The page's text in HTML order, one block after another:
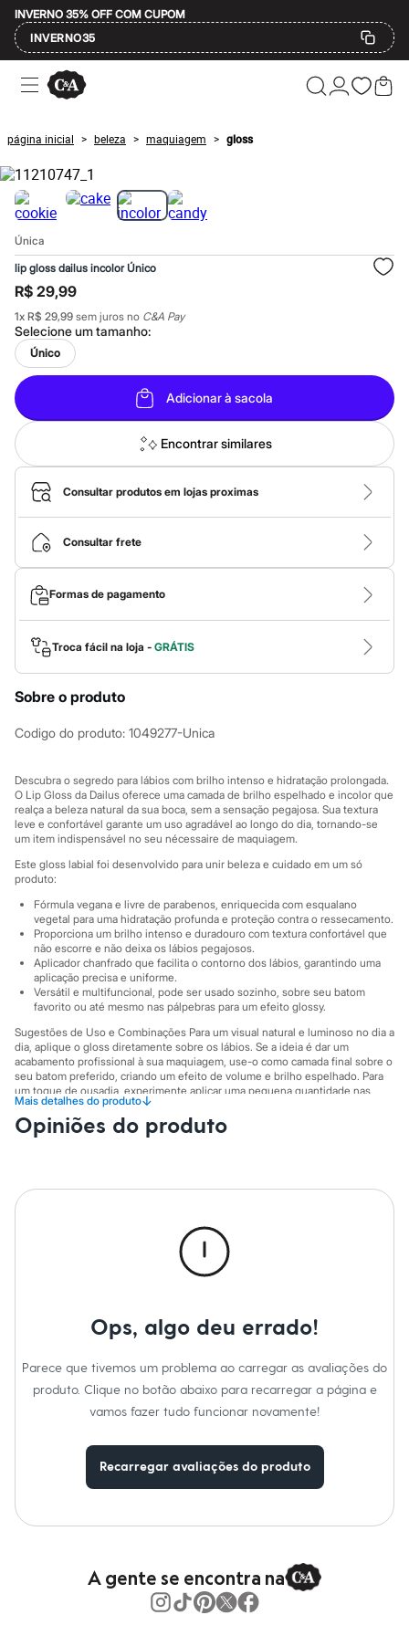
INVERNO 35% OFF COM CUPOM
INVERNO35
Ofertas
Compre por Departamento
Masculino
Infantil
Calçados
Mindse7
Plus Size
Até 20% off
Até 40% off
Até 60% off
A partir de 60% off
Feminino
Em alta
Inverno
Alfaiataria
Novidades
Roupas
Blusas e Camisetas
Básicos
Calças
Casacos e Jaquetas
Jeans
Macacões
Saias
Shorts e Bermudas
Acessórios
Bolsas
Bonés e Chapéus
Bijoux
Cintos
Óculos
Relógios
Calçados
Botas
Chinelos
Rasteirinhas
Sandálias
Sapatilhas
Tênis
City
Clock House
Mindset
Sawary
Yessica
Moda esportiva
Acessórios
Blusas
Calçados
Leggings
Shorts e Bermudas
Tops
Moda íntima
Calcinhas
Cintas e Modeladores
Pijamas
Sutiãs e Tops
Moda praia
Biquínis
Maiôs
Saídas de praia
Personagens
Calças
Casacos e Jaquetas
Dia dos Pais
Roupas
Bermudas
Camisas
Casacos e Jaquetas
Bolsas e Mochilas
Chapéus e Bonés
página inicial > beleza > maquiagem > gloss
Única
lip gloss dailus incolor Único
R$ 29,99
1x R$ 29,99 sem juros no C&A Pay
Selecione umtamanho:
Único
Adicionar à sacola
Encontrar similares
Consultar produtos em lojas proximas
Consultar frete
Formas de pagamento
Troca fácil na loja - GRÁTIS
Sobre o produto
Codigo do produto: 1049277-Unica
Descubra o segredo para lábios com brilho intenso e hidratação prolongada.
O Lip Gloss da Dailus oferece uma camada de brilho espelhado e incolor que
realça a beleza natural da sua boca, sem a sensação pegajosa. Sua textura
leve e confortável garante um uso agradável ao longo do dia, tornando-se
um item indispensável no seu nécessaire de maquiagem.
Este gloss labial foi desenvolvido para unir beleza e cuidado em um só
produto:
Fórmula vegana e livre de parabenos, enriquecida com esqualano
vegetal para uma hidratação profunda e proteção contra o ressecamento.
Proporciona um brilho intenso e duradouro com textura confortável que
não escorre e não deixa os lábios pegajosos.
Aplicador chanfrado que facilita o contorno dos lábios, garantindo uma
aplicação precisa e uniforme.
Versátil e multifuncional, pode ser usado sozinho, sobre seu batom
favorito ou até mesmo nas pálpebras para um efeito glossy.
Sugestões de Uso e Combinações Para um visual natural e luminoso no dia a
dia, aplique o gloss diretamente sobre os lábios. Se a ideia é dar um
acabamento profissional à sua maquiagem, use-o como camada final sobre o
seu batom preferido, criando um efeito de volume e brilho espelhado. Para
um toque de ousadia, experimente aplicar uma pequena quantidade nas
pálpebras, criando um look moderno com efeito glossy.
A gente se encontra na C&A! ❤
Mais detalhes do produto↓
Opiniões do produto
Ops, algo deu errado!
Parece que tivemos um problema ao carregar as avaliações do
produto. Clique no botão abaixo para recarregar a página e
vamos fazer tudo funcionar novamente!
Recarregar avaliações do produto
A gente se encontra na